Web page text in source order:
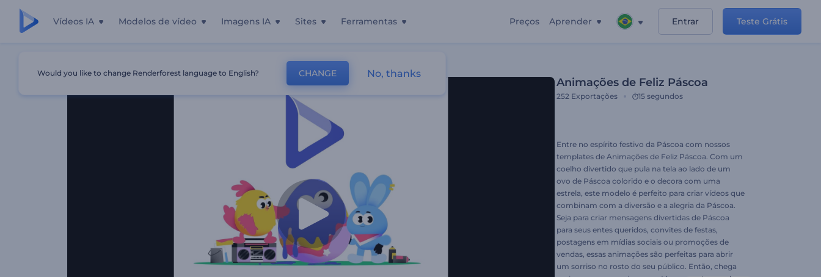
Vídeos IA Modelos de vídeo Imagens IA Sites Ferramentas Preços Aprender Entrar Teste Grátis
Animações de Feliz Páscoa
252 Exportações 15 segundos
Entre no espírito festivo da Páscoa com nossos
templates de Animações de Feliz Páscoa. Com um
coelho divertido que pula na tela ao lado de um
ovo de Páscoa colorido e o decora com uma
estrela, este modelo é perfeito para criar vídeos que
combinam com a diversão e a alegria da Páscoa.
Seja para criar mensagens divertidas de Páscoa
para seus entes queridos, convites de festas,
postagens em mídias sociais ou promoções de
vendas, essas animações são perfeitas para abrir
um sorriso no rosto do seu público. Então, chega
Would you like to change Renderforest language to English? CHANGE No, thanks